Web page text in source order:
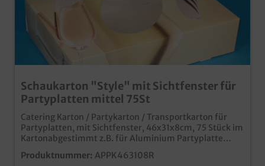
Schaukarton "Style" mit Sichtfenster für
Partyplatten mittel 75St
Catering Karton / Partykarton / Transportkarton für
Partyplatten, mit Sichtfenster, 46x31x8cm, 75 Stück im
Kartonabgestimmt z.B. für Aluminium Partyplatte
o.ä.ansprechender NeutraldruckIdeal für Partyservice
und Cateringauch individuell bedruckbar
Produktnummer: APPK463108R